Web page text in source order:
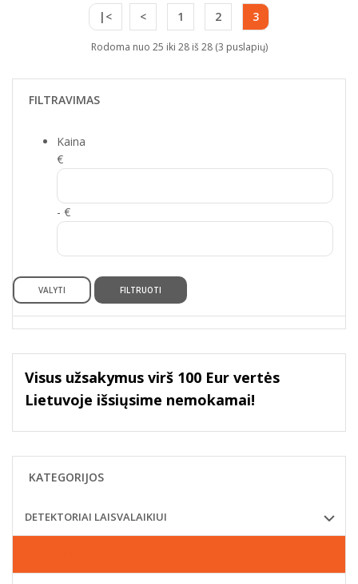
|< < 1 2 3
Rodoma nuo 25 iki 28 iš 28 (3 puslapių)
FILTRAVIMAS
Kaina
€
- €
VALYTI FILTRUOTI
Visus užsakymus virš 100 Eur vertės
Lietuvoje išsiųsime nemokamai!
KATEGORIJOS
DETEKTORIAI LAISVALAIKIUI